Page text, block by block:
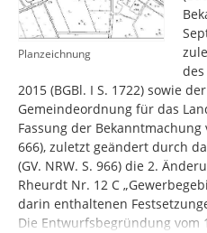
Planzeichnung
2015 (BGBl. I S. 1722) sowie
Gemeindeordnung für das
Fassung der Bekanntmachung
666), zuletzt geändert durch
(GV. NRW. S. 966) die 2.
Rheurdt Nr. 12 C
darin enthaltenen
Die Entwurfsbegründung vom